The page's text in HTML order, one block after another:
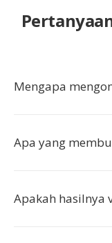
Mengapa
Apa yang
Apakah hasilnya